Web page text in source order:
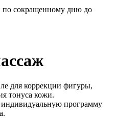
сокращенному дню до
для коррекции фигуры,
тонуса кожи.
программу